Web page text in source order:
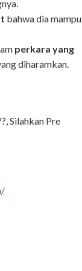
bahwa dia mampu
perkara yang
diharamkan.
Silahkan Pre